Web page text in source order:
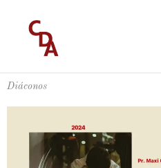
contenido
Diáconos